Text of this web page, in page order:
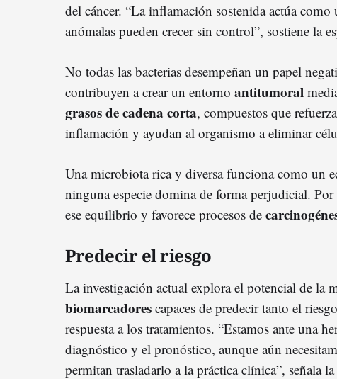
del cáncer. “La inflamación sostenida actúa
anómalas pueden crecer sin control”, sostiene la
No todas las bacterias desempeñan un papel
contribuyen a crear un entorno antitumoral
grasos de cadena corta, compuestos que
inflamación y ayudan al organismo a eliminar
Una microbiota rica y diversa funciona como un
ninguna especie domina de forma perjudicial.
ese equilibrio y favorece procesos de
Predecir el riesgo
La investigación actual explora el potencial de la
biomarcadores capaces de predecir tanto el
respuesta a los tratamientos. “Estamos ante una
diagnóstico y el pronóstico, aunque aún
permitan trasladarlo a la práctica clínica”, señala